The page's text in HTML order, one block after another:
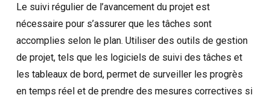
Le suivi régulier de l’avancement du projet est
nécessaire pour s’assurer que les tâches sont
accomplies selon le plan. Utiliser des outils de gestion
de projet, tels que les logiciels de suivi des tâches et
les tableaux de bord, permet de surveiller les progrès
en temps réel et de prendre des mesures correctives si